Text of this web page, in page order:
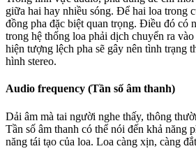
giữa hai hay nhiều sóng. Để hai loa trong
đồng pha đặc biệt quan trọng. Điều đó có
trong hệ thống loa phải dịch chuyển ra
hiện tượng lệch pha sẽ gây nên tình trạng
hình stereo.
Audio frequency (Tần số âm thanh)
Dải âm mà tai người nghe thấy, thông
Tần số âm thanh có thể nói đến khả năng
năng tái tạo của loa. Loa càng xịn, càng